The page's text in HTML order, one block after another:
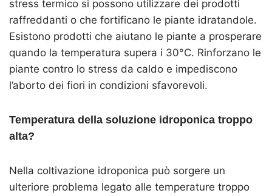
stress termico si possono utilizzare dei prodotti
raffreddanti o che fortificano le piante idratandole.
Esistono prodotti che aiutano le piante a prosperare
quando la temperatura supera i 30°C. Rinforzano le
piante contro lo stress da caldo e impediscono
l’aborto dei fiori in condizioni sfavorevoli.
Temperatura della soluzione idroponica troppo
alta?
Nella coltivazione idroponica può sorgere un
ulteriore problema legato alle temperature troppo